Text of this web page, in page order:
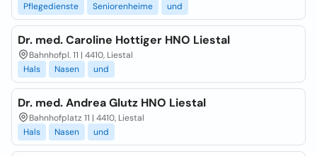
Pflegedienste
Seniorenheime und
Dr. med. Caroline Hottiger HNO Liestal
Bahnhofpl. 11 | 4410, Liestal
Hals
Nasen und
Dr. med. Andrea Glutz HNO Liestal
Bahnhofplatz 11 | 4410, Liestal
Hals
Nasen und